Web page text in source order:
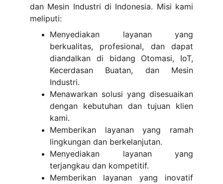
dan Mesin Industri di Indonesia. Misi kami
meliputi:
Menyediakan layanan yang
berkualitas, profesional, dan dapat
diandalkan di bidang Otomasi, IoT,
Kecerdasan Buatan, dan Mesin
Industri.
Menawarkan solusi yang disesuaikan
dengan kebutuhan dan tujuan klien
kami.
Memberikan layanan yang ramah
lingkungan dan berkelanjutan.
Menyediakan layanan yang
terjangkau dan kompetitif.
Memberikan layanan yang inovatif